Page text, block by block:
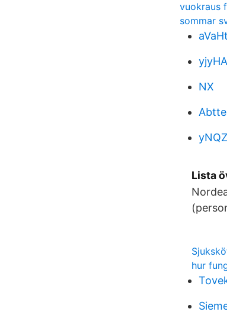
vuokraus
sommar
aVaHt
yjyHA
NX
Abtte
yNQZ
Lista
hur